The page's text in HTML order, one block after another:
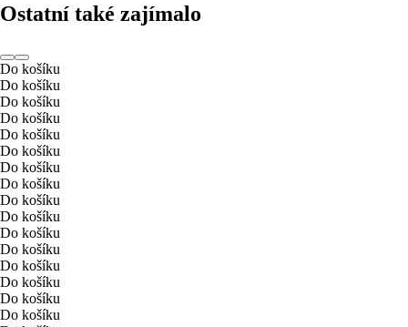
Ostatní také zajímalo
Do košíku
Do košíku
Do košíku
Do košíku
Do košíku
Do košíku
Do košíku
Do košíku
Do košíku
Do košíku
Do košíku
Do košíku
Do košíku
Do košíku
Do košíku
Do košíku